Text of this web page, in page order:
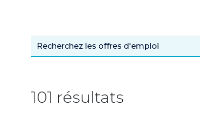
101 résultats